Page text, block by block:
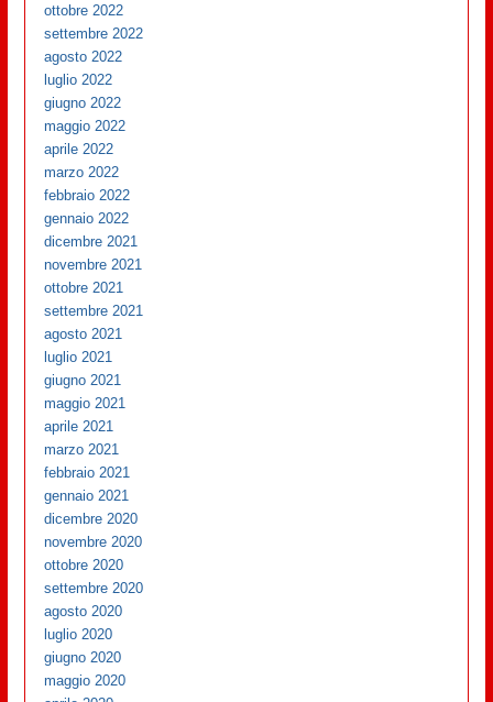
ottobre 2022
settembre 2022
agosto 2022
luglio 2022
giugno 2022
maggio 2022
aprile 2022
marzo 2022
febbraio 2022
gennaio 2022
dicembre 2021
novembre 2021
ottobre 2021
settembre 2021
agosto 2021
luglio 2021
giugno 2021
maggio 2021
aprile 2021
marzo 2021
febbraio 2021
gennaio 2021
dicembre 2020
novembre 2020
ottobre 2020
settembre 2020
agosto 2020
luglio 2020
giugno 2020
maggio 2020